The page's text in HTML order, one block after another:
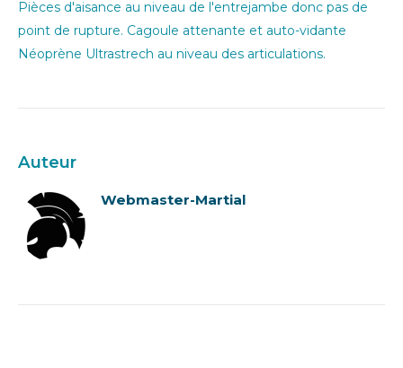
Pièces d'aisance au niveau de l'entrejambe donc pas de
point de rupture. Cagoule attenante et auto-vidante
Néoprène Ultrastrech au niveau des articulations.
Auteur
Webmaster-Martial